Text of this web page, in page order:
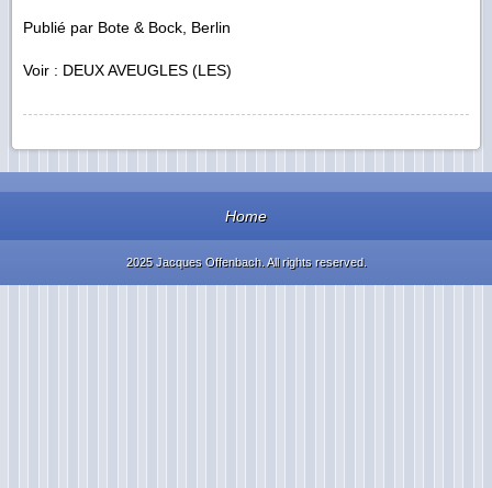
Publié par Bote & Bock, Berlin
Voir : DEUX AVEUGLES (LES)
Home
2025 Jacques Offenbach. All rights reserved.